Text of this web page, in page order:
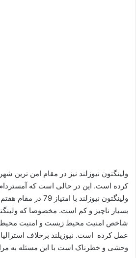
ولینگتون نیوزلند نیز در مقام امن ترین
ولینگتون نیوزلند با
بسیار ناچیز و کم است. مخصوصا که
شاخص امنیت محیط زیست و امنیت
عمل کرده است. نیوزیلند برخلاف
وحشی و خطرناک است با این مسئله به